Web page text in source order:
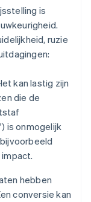
is
ruzie
kan lastig zijn
die de
is onmogelijk
hebben
conversie kan